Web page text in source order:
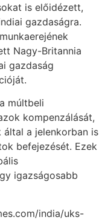
is előidézett,
gazdaságra.
Nagy-Britannia
gazdaság
múltbeli
kompenzálását,
a jelenkorban is
befejezését. Ezek
igazságosabb
india/uks-